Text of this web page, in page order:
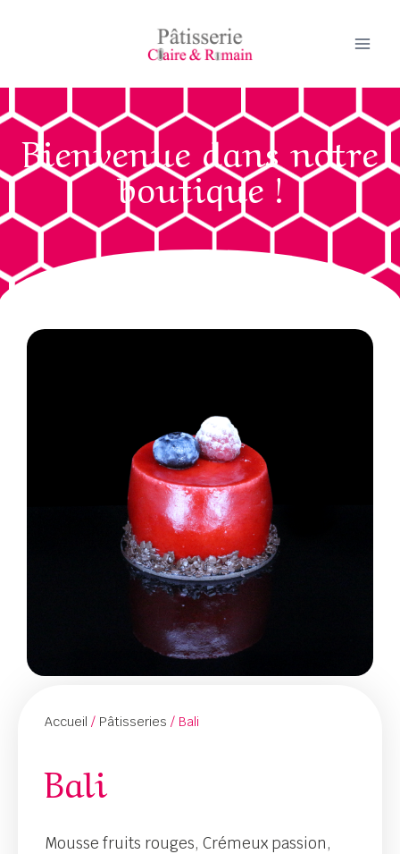
Bienvenue dans notre
boutique !
Accueil / Pâtisseries / Bali
Bali
Mousse fruits rouges, Crémeux passion,